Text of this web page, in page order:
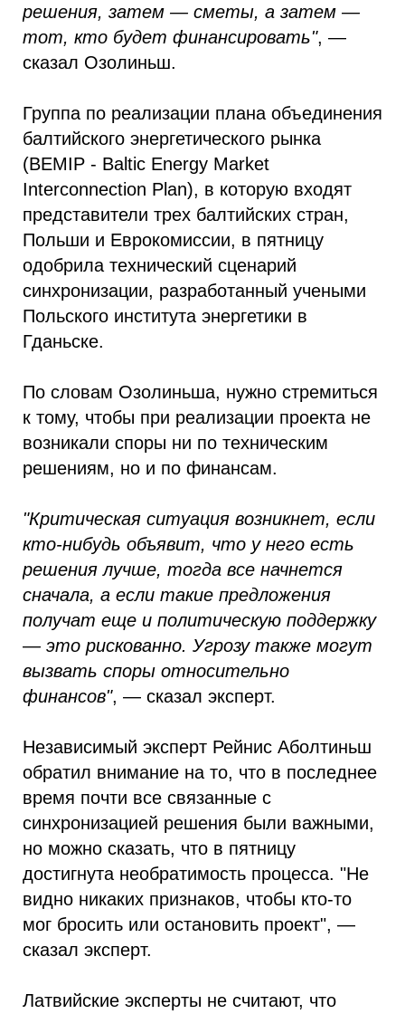
решения, затем — сметы, а затем —
тот, кто будет финансировать", —
сказал Озолиньш.
Группа по реализации плана объединения
балтийского энергетического рынка
(BEMIP - Baltic Energy Market
Interconnection Plan), в которую входят
представители трех балтийских стран,
Польши и Еврокомиссии, в пятницу
одобрила технический сценарий
синхронизации, разработанный учеными
Польского института энергетики в
Гданьске.
По словам Озолиньша, нужно стремиться
к тому, чтобы при реализации проекта не
возникали споры ни по техническим
решениям, но и по финансам.
"Критическая ситуация возникнет, если
кто-нибудь объявит, что у него есть
решения лучше, тогда все начнется
сначала, а если такие предложения
получат еще и политическую поддержку
— это рискованно. Угрозу также могут
вызвать споры относительно
финансов", — сказал эксперт.
Независимый эксперт Рейнис Аболтиньш
обратил внимание на то, что в последнее
время почти все связанные с
синхронизацией решения были важными,
но можно сказать, что в пятницу
достигнута необратимость процесса. "Не
видно никаких признаков, чтобы кто-то
мог бросить или остановить проект", —
сказал эксперт.
Латвийские эксперты не считают, что